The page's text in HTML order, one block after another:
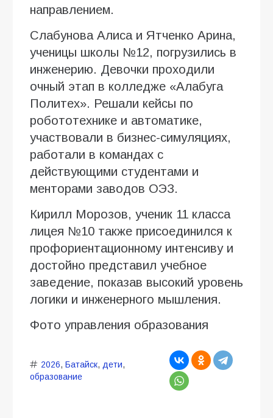
направлением.
Слабунова Алиса и Ятченко Арина,
ученицы школы №12, погрузились в
инженерию. Девочки проходили
очный этап в колледже «Алабуга
Политех». Решали кейсы по
робототехнике и автоматике,
участвовали в бизнес-симуляциях,
работали в командах с
действующими студентами и
менторами заводов ОЭЗ.
Кирилл Морозов, ученик 11 класса
лицея №10 также присоединился к
профориентационному интенсиву и
достойно представил учебное
заведение, показав высокий уровень
логики и инженерного мышления.
Фото управления образования
2026, Батайск, дети,
образование